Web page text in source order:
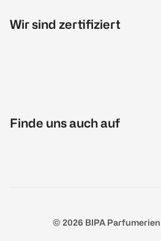
Wir sind zertifiziert
Finde uns auch auf
© 2026 BIPA